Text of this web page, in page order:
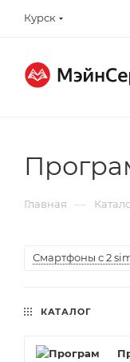
Курск
Главная —
Смартфоны с 2
КАТАЛОГ